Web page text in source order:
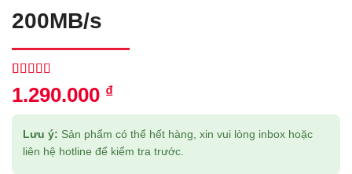
200MB/s
5.00trên 5
dựa trên
1
đánh giá
1.290.000 ₫
Lưu ý: Sản phẩm có thể hết hàng, xin vui lòng inbox hoặc
liên hệ hotline để kiểm tra trước.